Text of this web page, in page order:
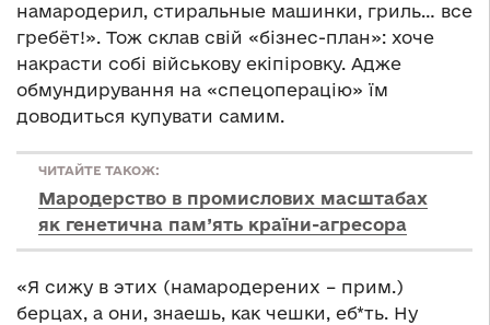
намародерил, стиральные машинки, гриль… все
гребёт!». Тож склав свій «бізнес-план»: хоче
накрасти собі військову екіпіровку. Адже
обмундирування на «спецоперацію» їм
доводиться купувати самим.
ЧИТАЙТЕ ТАКОЖ:
Мародерство в промислових масштабах
як генетична пам’ять країни-агресора
«Я сижу в этих (намародерених – прим.)
берцах, а они, знаешь, как чешки, еб*ть. Ну